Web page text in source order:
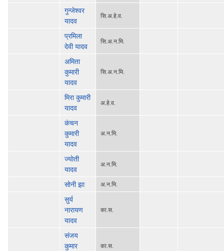
गुन्जेश्वर
यादव
सि‍.अ.हे.व.
प्रमिला
देवी यादव
सि.अ.न.मि.
अमिता
कुमारी
यादव
सि.अ.न.मि.
मिरा कुमारी
यादव
अ.हे.व.
कंचन
कुमारी
यादव
अ.न.मि.
ज्याेती
यादव
अ.न.मि.
साेनी झा अ.न.मि.
सुर्य
नारायण
यादव
का.स.
संजय
कुमार
का.स.